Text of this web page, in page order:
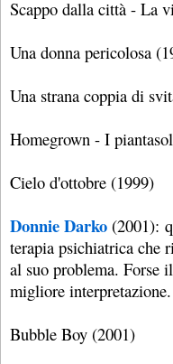
Scappo dalla città - La
Una donna pericolosa
Una strana coppia di
Homegrown - I
Cielo d'ottobre (1999)
Donnie Darko (2001):
terapia psichiatrica che
al suo problema. Forse
migliore interpretazione.
Bubble Boy (2001)